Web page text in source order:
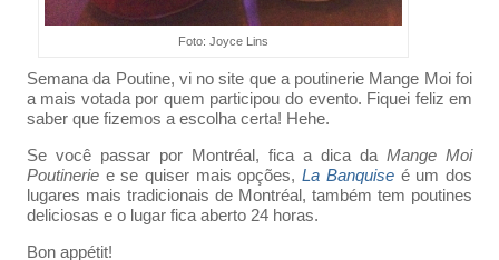
Foto: Joyce Lins
Semana da Poutine, vi no site que a poutinerie Mange Moi foi
a mais votada por quem participou do evento. Fiquei feliz em
saber que fizemos a escolha certa! Hehe.
Se você passar por Montréal, fica a dica daMange Moi
Poutineriee se quiser mais opções,La Banquiseé um dos
lugares mais tradicionais de Montréal, também tem poutines
deliciosas e o lugar fica aberto 24 horas.
Bon appétit!